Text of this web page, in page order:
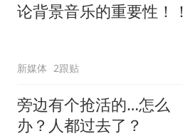
论背景音乐的重要性！！
新媒体 2跟贴
旁边有个抢活的…怎么
办？人都过去了？